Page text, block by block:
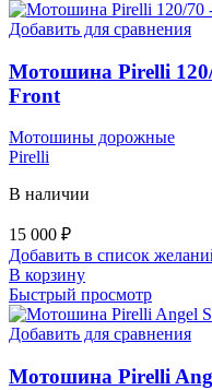
Добавить для сравнения
Мотошина Pirelli
Front
Мотошины дорожные
Pirelli
В наличии
15 000 ₽
Добавить в список
В корзину
Быстрый просмотр
Добавить для сравнения
Мотошина Pirelli